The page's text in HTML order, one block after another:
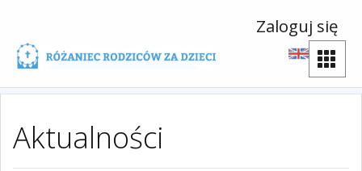
Zaloguj się
Aktualności